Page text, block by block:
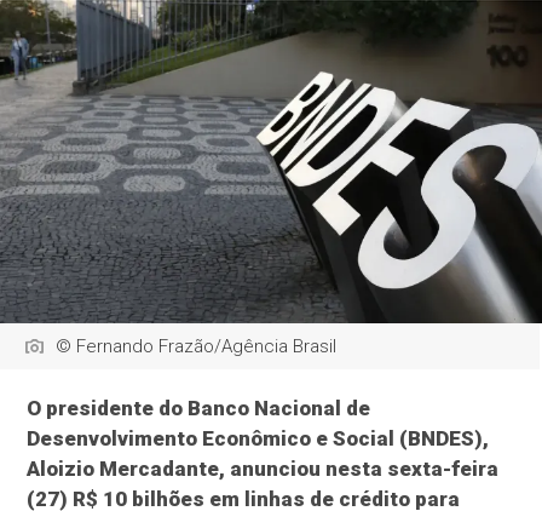
© Fernando Frazão/Agência Brasil
O presidente do Banco Nacional de
Desenvolvimento Econômico e Social (BNDES),
Aloizio Mercadante, anunciou nesta sexta-feira
(27) R$ 10 bilhões em linhas de crédito para